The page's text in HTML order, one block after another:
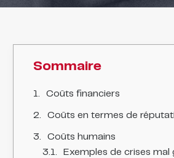
Sommaire
Coûts financiers
Coûts en termes de
Coûts humains
Exemples de crises mal